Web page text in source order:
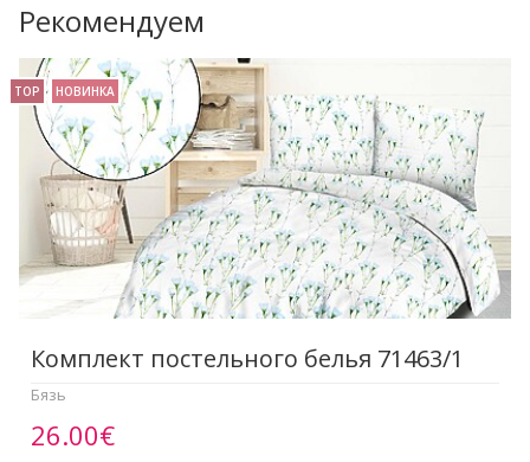
Рекомендуем
TOP НОВИНКА
Комплект постельного белья 71463/1
Бязь
26.00€